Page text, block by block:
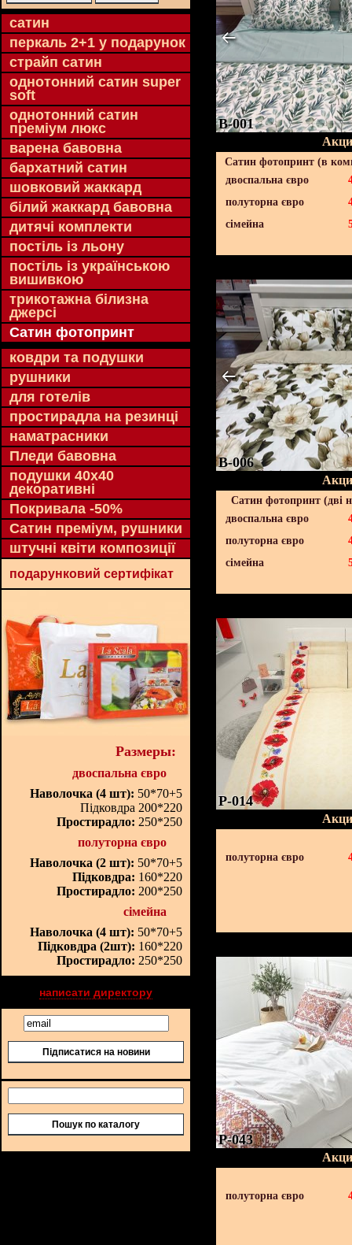
cатин
перкаль 2+1 у подарунок
страйп сатин
однотонний сатин super
soft
однотонний сатин
преміум люкс
варена бавовна
бархатний сатин
шовковий жаккард
білий жаккард бавовна
дитячі комплекти
постіль із льону
постіль із українською
вишивкою
трикотажна білизна
джерсі
Сатин фотопринт
ковдри та подушки
рушники
для готелів
простирадла на резинці
наматрасники
Пледи бавовна
подушки 40х40
декоративні
Покривала -50%
Сатин преміум, рушники
штучні квіти композиції
подарунковий сертифікат
Размеры:
двоспальна євро
Наволочка (4 шт): 50*70+5
Підковдра 200*220
Простирадло: 250*250
полуторна євро
Наволочка (2 шт): 50*70+5
Підковдра: 160*220
Простирадло: 200*250
сімейна
Наволочка (4 шт): 50*70+5
Підковдра (2шт): 160*220
Простирадло: 250*250
написати директору
Підписатися на новини
Пошук по каталогу
B-001
Сатин фотопринт (в
двоспальна євро
полуторна євро
сімейна
B-006
Сатин фотопринт (дві
двоспальна євро
полуторна євро
сімейна
P-014
полуторна євро
P-043
полуторна євро